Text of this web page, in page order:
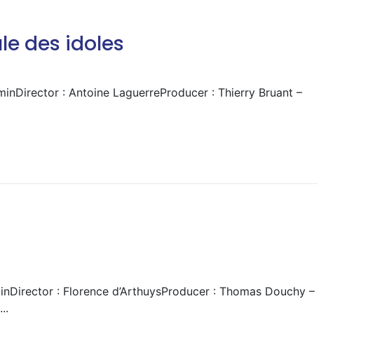
des idoles
: Antoine LaguerreProducer : Thierry Bruant –
: Florence d’ArthuysProducer : Thomas Douchy –